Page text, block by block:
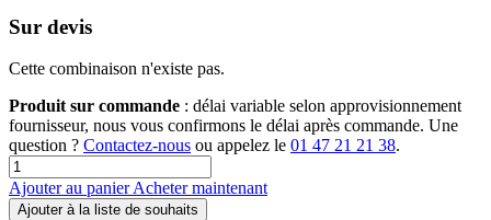
Sur devis
Cette combinaison n'existe pas.
Produit sur commande : délai variable selon approvisionnement
fournisseur, nous vous confirmons le délai après commande. Une
question ? Contactez-nous ou appelez le 01 47 21 21 38.
Ajouter au panierAcheter maintenant
Ajouter à la liste de souhaits